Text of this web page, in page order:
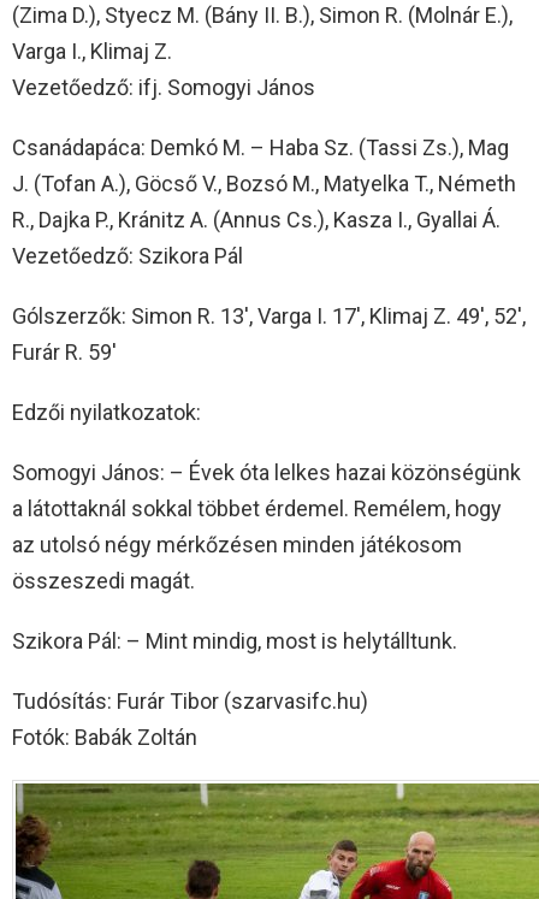
(Zima D.), Styecz M. (Bány II. B.), Simon R. (Molnár E.),
Varga I., Klimaj Z.
Vezetőedző: ifj. Somogyi János
Csanádapáca: Demkó M. – Haba Sz. (Tassi Zs.), Mag
J. (Tofan A.), Göcső V., Bozsó M., Matyelka T., Németh
R., Dajka P., Kránitz A. (Annus Cs.), Kasza I., Gyallai Á.
Vezetőedző: Szikora Pál
Gólszerzők: Simon R. 13′, Varga I. 17′, Klimaj Z. 49′, 52′,
Furár R. 59′
Edzői nyilatkozatok:
Somogyi János: – Évek óta lelkes hazai közönségünk
a látottaknál sokkal többet érdemel. Remélem, hogy
az utolsó négy mérkőzésen minden játékosom
összeszedi magát.
Szikora Pál: – Mint mindig, most is helytálltunk.
Tudósítás: Furár Tibor (szarvasifc.hu)
Fotók: Babák Zoltán